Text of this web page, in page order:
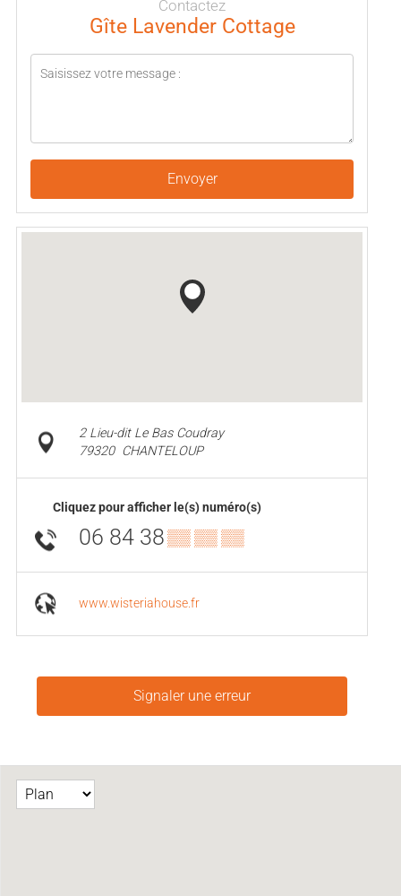
Contactez
Gîte Lavender Cottage
Envoyer
2 Lieu-dit Le Bas Coudray
79320 CHANTELOUP
Cliquez pour afficher le(s) numéro(s)
06 84 38▒▒ ▒▒ ▒▒
www.wisteriahouse.fr
Signaler une erreur